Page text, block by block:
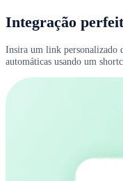
Integração
Insira um link personalizado
automáticas usando um